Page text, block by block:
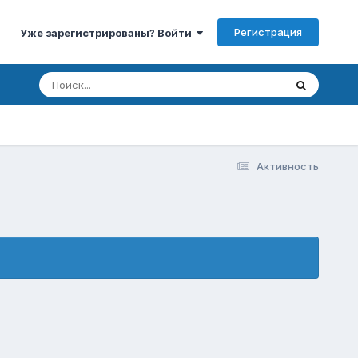
Уже зарегистрированы? Войти Регистрация
Активность